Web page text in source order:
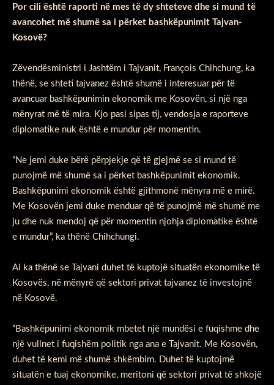
Por cili është raporti në mes të dy shteteve dhe si mund të
avancohet më shumë sa i përket bashkëpunimit Tajvan-
Kosovë?
Zëvendësministri i Jashtëm i Tajvanit, François Chihchung, ka
thënë, se shteti tajvanez është shumë i interesuar për të
avancuar bashkëpunimin ekonomik me Kosovën, si një nga
mënyrat më të mira. Kjo pasi sipas tij, vendosja e raporteve
diplomatike nuk është e mundur për momentin.
“Ne jemi duke bërë përpjekje që të gjejmë se si mund të
punojmë më shumë sa i përket bashkëpunimit ekonomik.
Bashkëpunimi ekonomik është gjithmonë mënyra më e mirë.
Me Kosovën jemi duke menduar që të punojmë më shumë me
ju dhe nuk mendoj që për momentin njohja diplomatike është
e mundur”, ka thënë Chihchungi.
Ai ka thënë se Tajvani duhet të kuptojë situatën ekonomike të
Kosovës, në mënyrë që sektori privat tajvanez të investojnë
në Kosovë.
“Bashkëpunimi ekonomik mbetet një mundësi e fuqishme dhe
një vullnet i fuqishëm politik nga ana e Tajvanit. Me Kosovën,
duhet të kemi më shumë shkëmbim. Duhet të kuptojmë
situatën e tuaj ekonomike, meritoni që sektori privat të shkojë